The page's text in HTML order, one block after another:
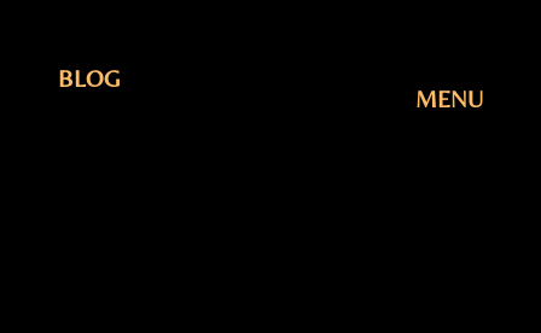
BLOG
MENU